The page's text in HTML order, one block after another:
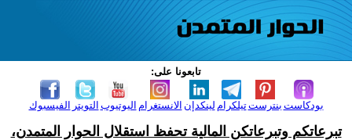
تابعونا على:
الفيسبوك التويتر اليوتيوب الانستغرام لينكدإن تيلكرامبنترست بودكاست
تبرعاتكم وتبرعاتكن المالية تحفظ استقلال الحوار المتمدن،